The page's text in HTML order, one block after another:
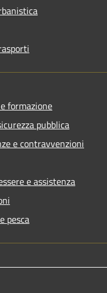
formazione
pubblica
e contravvenzioni
e assistenza
pesca